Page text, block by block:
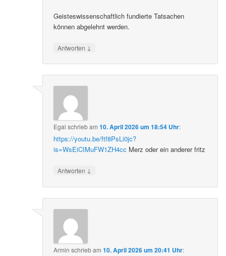
Geisteswissenschaftlich fundierte Tatsachen
können abgelehnt werden.
Antworten ↓
Egal schriebam10. April 2026 um 18:54 Uhr:
https://youtu.be/ftf8PsLi0jc?
is=WsEiCIMuFW1ZH4cc Merz oder ein anderer fritz
Antworten ↓
Armin schriebam10. April 2026 um 20:41 Uhr: